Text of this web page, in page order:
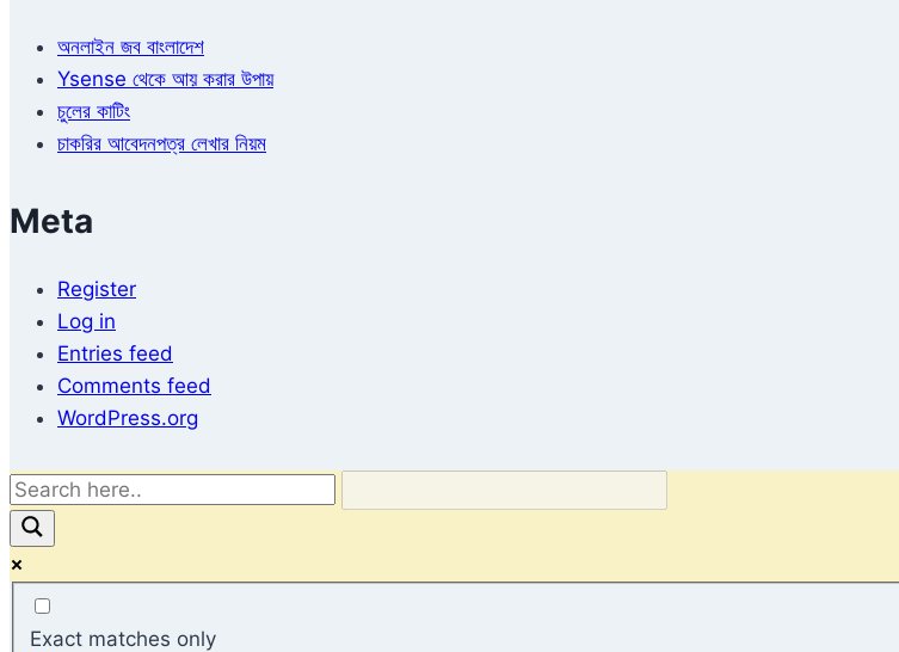
অনলাইন জব বাংলাদেশ
Ysense থেকে আয় করার উপায়
চুলের কাটিং
চাকরির আবেদনপত্র লেখার নিয়ম
Meta
Register
Log in
Entries feed
Comments feed
WordPress.org
Exact matches only